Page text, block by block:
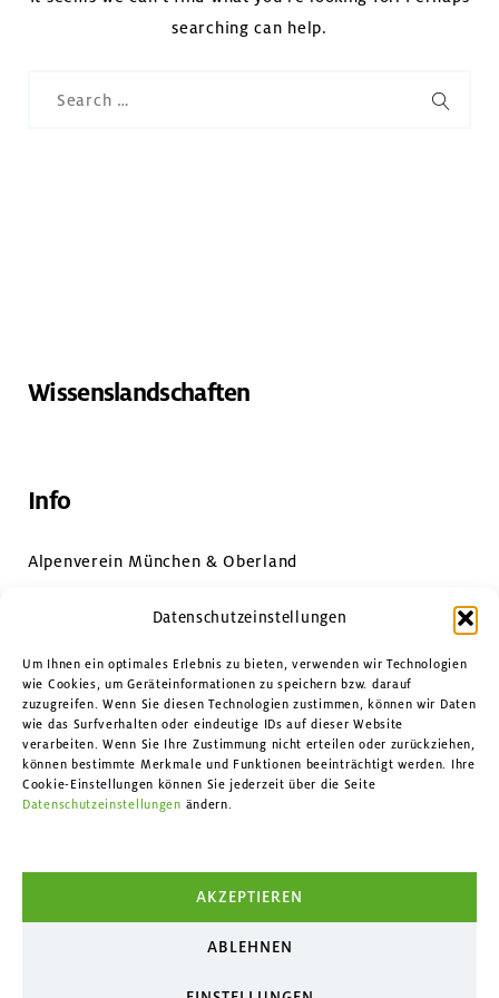
Datenschutzeinstellungen
Um Ihnen ein optimales Erlebnis zu bieten, verwenden wir Technologien
wie Cookies, um Geräteinformationen zu speichern bzw. darauf
zuzugreifen. Wenn Sie diesen Technologien zustimmen, können wir Daten
wie das Surfverhalten oder eindeutige IDs auf dieser Website
verarbeiten. Wenn Sie Ihre Zustimmung nicht erteilen oder zurückziehen,
können bestimmte Merkmale und Funktionen beeinträchtigt werden. Ihre
Cookie-Einstellungen können Sie jederzeit über die Seite
Datenschutzeinstellungen ändern.
AKZEPTIEREN
ABLEHNEN
searching can help.
Wissenslandschaften
Info
Alpenverein München & Oberland
Kontakt
Facebook